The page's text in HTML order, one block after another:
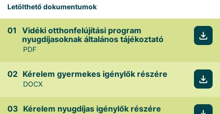
Letölthető dokumentumok
Vidéki otthonfelújítási program
nyugdíjasoknak általános tájékoztató
PDF
Kérelem gyermekes igénylők részére
DOCX
Kérelem nyugdíjas igénylők részére